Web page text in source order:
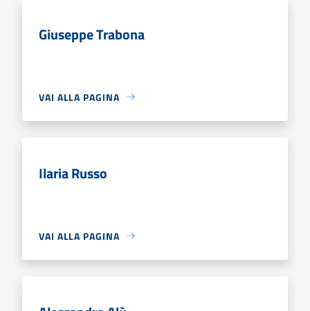
Giuseppe Trabona
VAI ALLA PAGINA
Ilaria Russo
VAI ALLA PAGINA